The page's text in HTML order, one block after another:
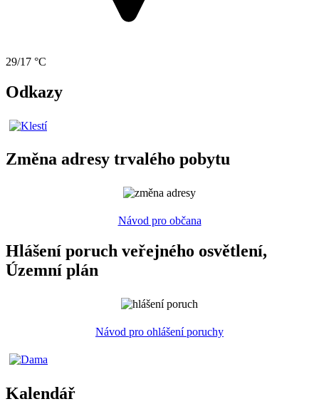
29/17 °C
Odkazy
Změna adresy trvalého pobytu
Návod pro občana
Hlášení poruch veřejného osvětlení,
Územní plán
Návod pro ohlášení poruchy
Kalendář